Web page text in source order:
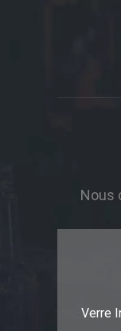
Nous
Verre